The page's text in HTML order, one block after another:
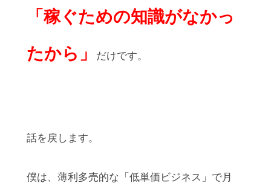
「稼ぐための知識がなかっ
たから」
だけです。
話を戻します。
僕は、薄利多売的な「低単価ビジネス」で月